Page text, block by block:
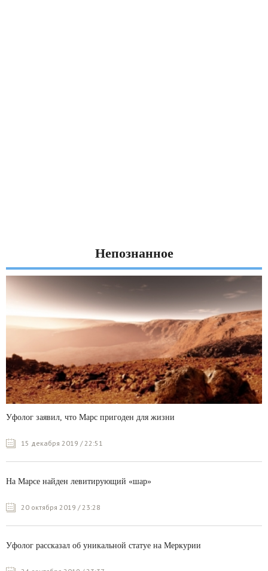
Непознанное
Уфолог заявил, что Марс пригоден для жизни
15 декабря 2019 / 22:51
На Марсе найден левитирующий «шар»
20 октября 2019 / 23:28
Уфолог рассказал об уникальной статуе на Меркурии